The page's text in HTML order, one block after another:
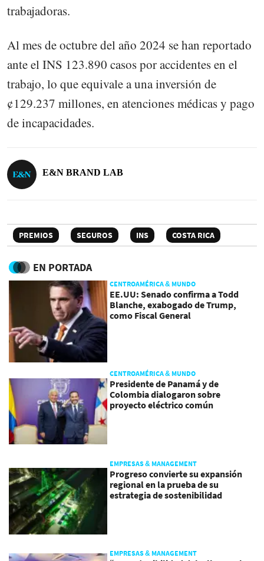
trabajadoras.
Al mes de octubre del año 2024 se han reportado
ante el INS 123.890 casos por accidentes en el
trabajo, lo que equivale a una inversión de
¢129.237 millones, en atenciones médicas y pago
de incapacidades.
E&N BRAND LAB
PREMIOS SEGUROS INS COSTA RICA
EN PORTADA
CENTROAMÉRICA & MUNDO
EE.UU: Senado confirma a Todd
Blanche, exabogado de Trump,
como Fiscal General
CENTROAMÉRICA & MUNDO
Presidente de Panamá y de
Colombia dialogaron sobre
proyecto eléctrico común
EMPRESAS & MANAGEMENT
Progreso convierte su expansión
regional en la prueba de su
estrategia de sostenibilidad
EMPRESAS & MANAGEMENT